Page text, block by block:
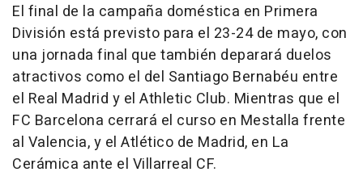
El final de la campaña doméstica en Primera
División está previsto para el 23-24 de mayo, con
una jornada final que también deparará duelos
atractivos como el del Santiago Bernabéu entre
el Real Madrid y el Athletic Club. Mientras que el
FC Barcelona cerrará el curso en Mestalla frente
al Valencia, y el Atlético de Madrid, en La
Cerámica ante el Villarreal CF.